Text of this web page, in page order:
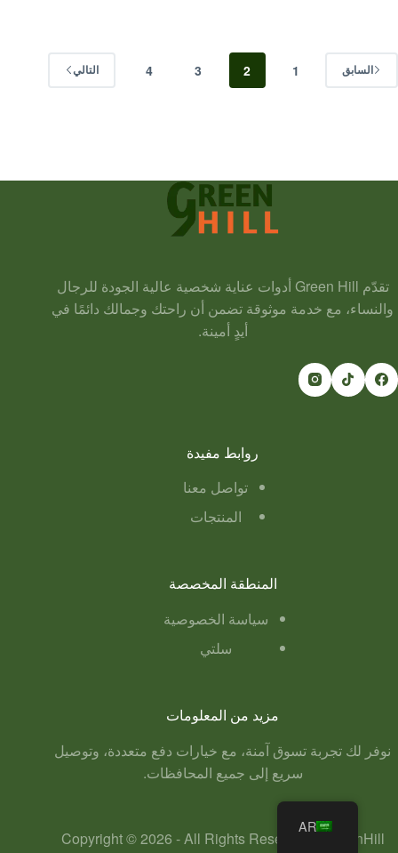
السابق 1
2
3
4 التالي
تقدّم Green Hill أدوات عناية شخصية عالية الجودة للرجال
والنساء، مع خدمة موثوقة تضمن أن راحتك وجمالك دائمًا في
أيدٍ أمينة.
روابط مفيدة
تواصل معنا
المنتجات
المنطقة المخصصة
سياسة الخصوصية
سلتي
مزيد من المعلومات
نوفر لك تجربة تسوق آمنة، مع خيارات دفع متعددة، وتوصيل
سريع إلى جميع المحافظات.
Copyright © 2026 - All Rights Reseved to GreenHill
AR